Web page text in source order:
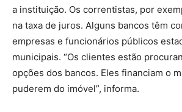
a instituição. Os correntistas, por
na taxa de juros. Alguns bancos têm
empresas e funcionários públicos
municipais. “Os clientes estão
opções dos bancos. Eles financiam o
puderem do imóvel”, informa.